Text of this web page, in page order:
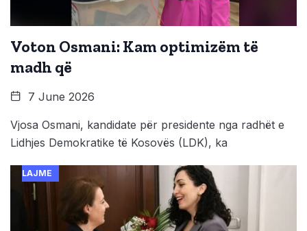
Voton Osmani: Kam optimizëm të
madh që
7 June 2026
Vjosa Osmani, kandidate për presidente nga radhët e
Lidhjes Demokratike të Kosovës (LDK), ka
LAJME